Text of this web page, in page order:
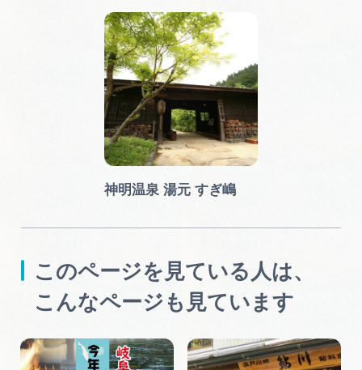
神明温泉 湯元 すぎ嶋
このページを見ている人は、
こんなページも見ています